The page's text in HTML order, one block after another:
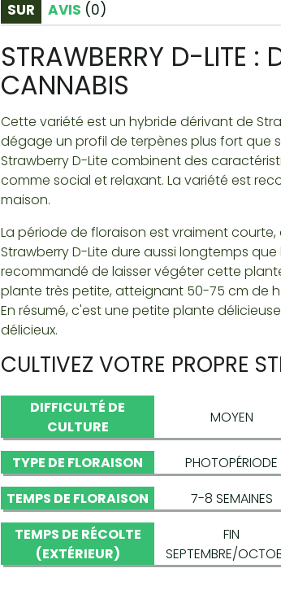
SUR AVIS (0)
STRAWBERRY D-LITE :
CANNABIS
Cette variété est un hybride dérivant de
dégage un profil de terpènes plus fort que
Strawberry D-Lite combinent des
comme social et relaxant. La variété est
maison.
La période de floraison est vraiment
Strawberry D-Lite dure aussi longtemps
recommandé de laisser végéter cette
plante très petite, atteignant 50-75 cm de
En résumé, c'est une petite plante
délicieux.
CULTIVEZ VOTRE PROPRE
DIFFICULTÉ DE
CULTURE
MOYEN
TYPE DE FLORAISON
PHOTOPÉRIODE
TEMPS DE FLORAISON
7-8 SEMAINES
TEMPS DE RÉCOLTE
(EXTÉRIEUR)
FIN
SEPTEMBRE/